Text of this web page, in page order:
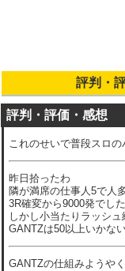
評判・
評判・評価・感想
これのせいで普段スロ
昨日拾ったわ
隣が満席の仕事人5で人
3R確変から9000発でした
しかし小当たりラッシュ
GANTZは50以上いかな
GANTZの仕組みようや